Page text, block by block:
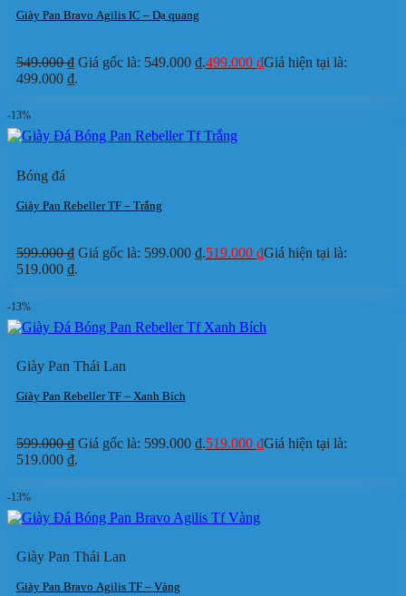
Giày Pan Bravo Agilis IC – Dạ quang
549.000₫ Giá gốc là: 549.000 ₫.499.000 ₫Giá hiện tại là:
499.000 ₫.
-13%
Bóng đá
Giày Pan Rebeller TF – Trắng
599.000₫ Giá gốc là: 599.000 ₫.519.000 ₫Giá hiện tại là:
519.000 ₫.
-13%
Giày Pan Thái Lan
Giày Pan Rebeller TF – Xanh Bích
599.000₫ Giá gốc là: 599.000 ₫.519.000 ₫Giá hiện tại là:
519.000 ₫.
-13%
Giày Pan Thái Lan
Giày Pan Bravo Agilis TF – Vàng